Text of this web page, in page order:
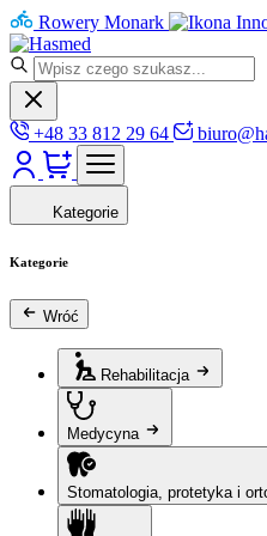
Rowery Monark
+48 33 812 29 64
Kategorie
Kategorie
Wróć
Rehabilitacja
Medycyna
Stomatologia, protetyka i